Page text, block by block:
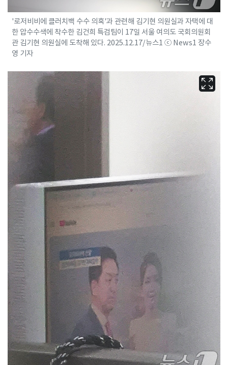
'로저비비에 클러치백 수수 의혹'과 관련해 김기현 의원실과 자택에 대
한 압수수색에 착수한 김건희 특검팀이 17일 서울 여의도 국회의원회
관 김기현 의원실에 도착해 있다. 2025.12.17/뉴스1 ⓒ News1 장수
영 기자